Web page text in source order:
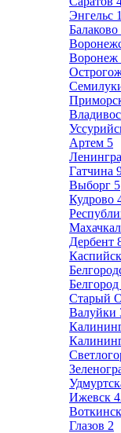
Энгельс
Балаково
Воронеж
Артем 5
Гатчина
Выборг 5
Кудрово
Дербент
Каспийск
Белгород
Старый
Валуйки
Ижевск
Воткинск
Глазов 2